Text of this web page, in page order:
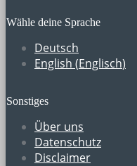
Wähle deine Sprache
Deutsch
English (Englisch)
Sonstiges
Über uns
Datenschutz
Disclaimer